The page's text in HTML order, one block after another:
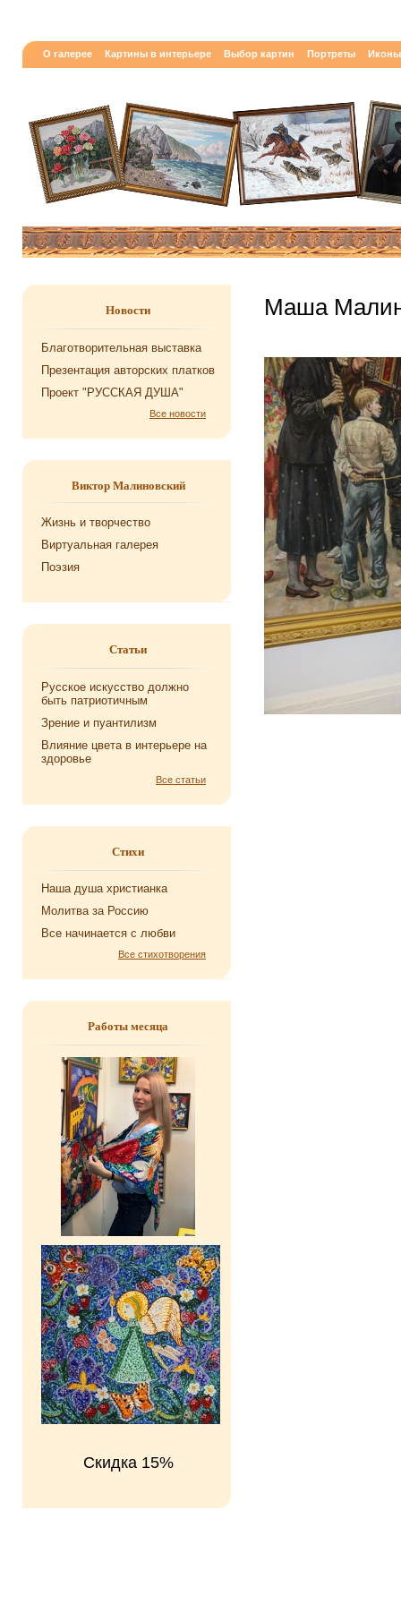
О галерее Картины в интерьере Выбор картин Портреты Иконы
Новости
Благотворительная выставка
Презентация авторских платков
Проект "РУССКАЯ ДУША"
Все новости
Виктор Малиновский
Жизнь и творчество
Виртуальная галерея
Поэзия
Статьи
Русское искусство должно
быть патриотичным
Зрение и пуантилизм
Влияние цвета в интерьере на
здоровье
Все статьи
Стихи
Наша душа хри­сти­ан­ка
Мо­лит­ва за Рос­сию
Все на­чи­на­ет­ся с любви
Все стихотворения
Работы месяца
Скидка 15%
Маша